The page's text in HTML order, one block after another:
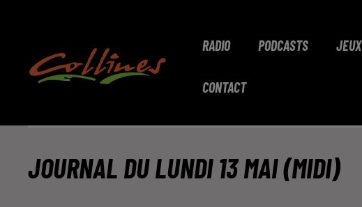
RADIO PODCASTS JEUX
CONTACT
JOURNAL DU LUNDI 13 MAI (MIDI)